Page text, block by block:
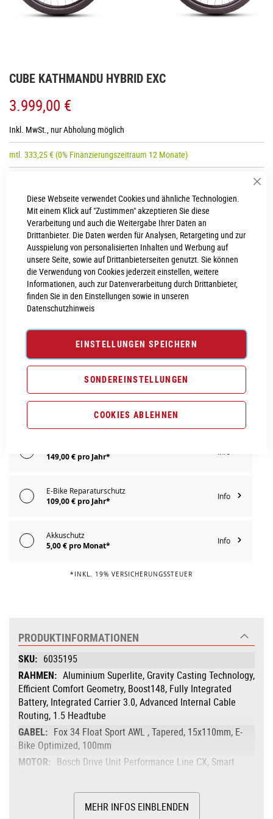
Diese Webseite verwendet Cookies und ähnliche Technologien.
Mit einem Klick auf "Zustimmen" akzeptieren Sie diese
Verarbeitung und auch die Weitergabe Ihrer Daten an
Drittanbieter. Die Daten werden für Analysen, Retargeting und zur
Ausspielung von personalisierten Inhalten und Werbung auf
unsere Seite, sowie auf Drittanbieterseiten genutzt. Sie können
die Verwendung von Cookies jederzeit einstellen, weitere
Informationen, auch zur Datenverarbeitung durch Drittanbieter,
finden Sie in den Einstellungen sowie in unseren
Datenschutzhinweis
EINSTELLUNGEN SPEICHERN
SONDEREINSTELLUNGEN
COOKIES ABLEHNEN
Anfang
Bildgalerie
CUBE KATHMANDU HYBRID EXC
3.999,00 €
Inkl. MwSt., nur Abholung möglich
mtl. 333,25€(0% Finanzierungszeitraum 12 Monate)
RAHMENHÖHE
Easy Entry 54 cm Easy Entry 50 cm
Easy Entry 46 cm
IN DEN WARENKORB
PROBEFAHRT VEREINBAREN
Vergleichsliste:hinzufügen|ansehen
Extra Schutz? Jetzt Tarife entdecken!
149,00 € pro Jahr*
E-Bike Reparaturschutz
109,00 € pro Jahr*
Info
Akkuschutz
5,00 € pro Monat*
Info
*INKL. 19% VERSICHERUNGSSTEUER
PRODUKTINFORMATIONEN
Produktinformationen
6035195
Aluminium Superlite, Gravity Casting Technology,
Efficient Comfort Geometry, Boost148, Fully Integrated
Battery, Integrated Carrier 3.0, Advanced Internal Cable
Routing, 1.5 Headtube
Fox 34 Float Sport AWL , Tapered, 15x110mm, E-
Bike Optimized, 100mm
Bosch Drive Unit Performance Line CX, Smart
85Nm
Bosch PowerTube
MEHR INFOS EINBLENDEN